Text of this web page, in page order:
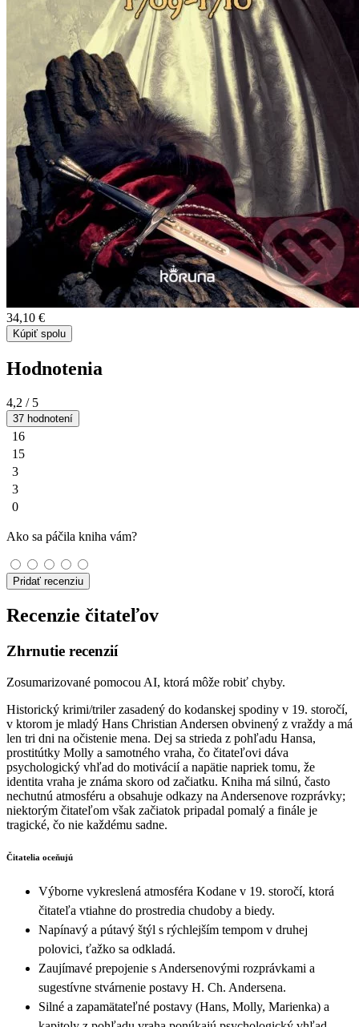
34,10 €
Kúpiť spolu
Hodnotenia
4,2 / 5
37 hodnotení
16
15
3
3
0
Ako sa páčila kniha vám?
Pridať recenziu
Recenzie čitateľov
Zhrnutie recenzií
Zosumarizované pomocou AI, ktorá môže robiť chyby.
Historický krimi/triler zasadený do kodanskej spodiny v 19. storočí,
v ktorom je mladý Hans Christian Andersen obvinený z vraždy a má
len tri dni na očistenie mena. Dej sa strieda z pohľadu Hansa,
prostitútky Molly a samotného vraha, čo čitateľovi dáva
psychologický vhľad do motivácií a napätie napriek tomu, že
identita vraha je známa skoro od začiatku. Kniha má silnú, často
nechutnú atmosféru a obsahuje odkazy na Andersenove rozprávky;
niektorým čitateľom však začiatok pripadal pomalý a finále je
tragické, čo nie každému sadne.
Čitatelia oceňujú
Výborne vykreslená atmosféra Kodane v 19. storočí, ktorá
čitateľa vtiahne do prostredia chudoby a biedy.
Napínavý a pútavý štýl s rýchlejším tempom v druhej
polovici, ťažko sa odkladá.
Zaujímavé prepojenie s Andersenovými rozprávkami a
sugestívne stvárnenie postavy H. Ch. Andersena.
Silné a zapamätateľné postavy (Hans, Molly, Marienka) a